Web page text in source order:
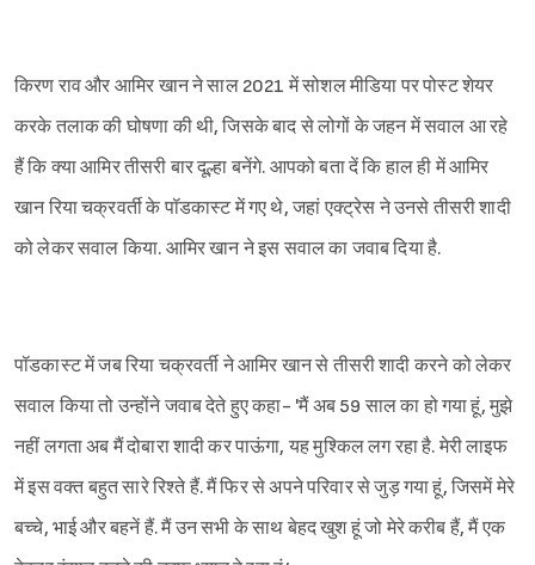
Sign in
किरण राव और आमिर खान ने साल 2021 में सोशल मीडिया पर पोस्ट शेयर
करके तलाक की घोषणा की थी, जिसके बाद से लोगों के जहन में सवाल आ रहे
हैं कि क्या आमिर तीसरी बार दूल्हा बनेंगे. आपको बता दें कि हाल ही में आमिर
खान रिया चक्रवर्ती के पॉडकास्ट में गए थे, जहां एक्ट्रेस ने उनसे तीसरी शादी
को लेकर सवाल किया. आमिर खान ने इस सवाल का जवाब दिया है.
पॉडकास्ट में जब रिया चक्रवर्ती ने आमिर खान से तीसरी शादी करने को लेकर
सवाल किया तो उन्होंने जवाब देते हुए कहा- 'मैं अब 59 साल का हो गया हूं, मुझे
नहीं लगता अब मैं दोबारा शादी कर पाऊंगा, यह मुश्किल लग रहा है. मेरी लाइफ
में इस वक्त बहुत सारे रिश्ते हैं. मैं फिर से अपने परिवार से जुड़ गया हूं, जिसमें मेरे
बच्चे, भाई और बहनें हैं. मैं उन सभी के साथ बेहद खुश हूं जो मेरे करीब हैं, मैं एक